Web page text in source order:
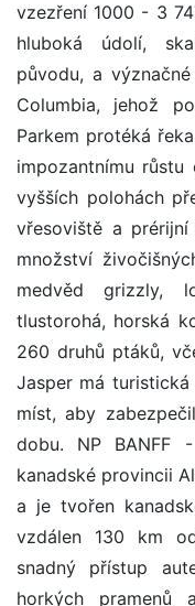
vzezření 1000 - 3
hluboká údolí,
původu, a
Columbia, jehož
Parkem protéká
impozantnímu
vyšších polohách
vřesoviště a
množství
medvěd grizzly,
tlustorohá, horská
260 druhů ptáků,
Jasper má
míst, aby
dobu. NP BANFF
kanadské provincii
a je tvořen
vzdálen 130 km
snadný přístup
horkých pramenů